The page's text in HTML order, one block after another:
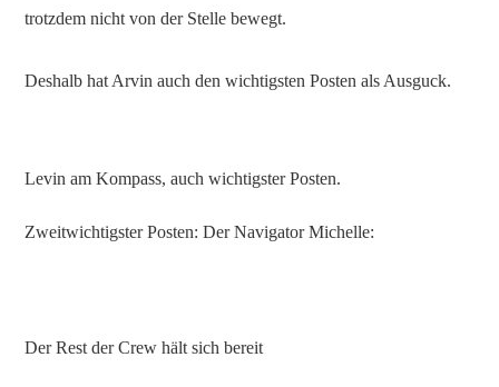
trotzdem nicht von der Stelle bewegt.
Deshalb hat Arvin auch den wichtigsten Posten als Ausguck.
Levin am Kompass, auch wichtigster Posten.
Zweitwichtigster Posten: Der Navigator Michelle:
Der Rest der Crew hält sich bereit